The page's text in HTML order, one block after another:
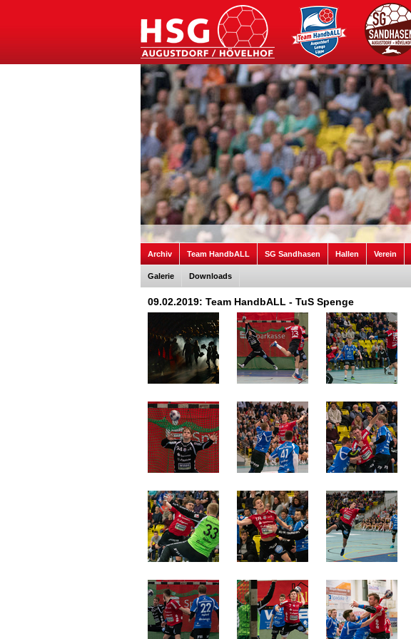
Archiv Team HandbALL SG Sandhasen Hallen Verein
Galerie Downloads
09.02.2019: Team HandbALL - TuS Spenge